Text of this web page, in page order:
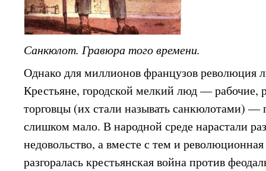
Санкюлот. Гравюра того времени.
Однако для миллионов французов революция
Крестьяне, городской мелкий люд — рабочие,
торговцы (их стали называть санкюлотами)
слишком мало. В народной среде нарастали
недовольство, а вместе с тем и
разгоралась крестьянская война против